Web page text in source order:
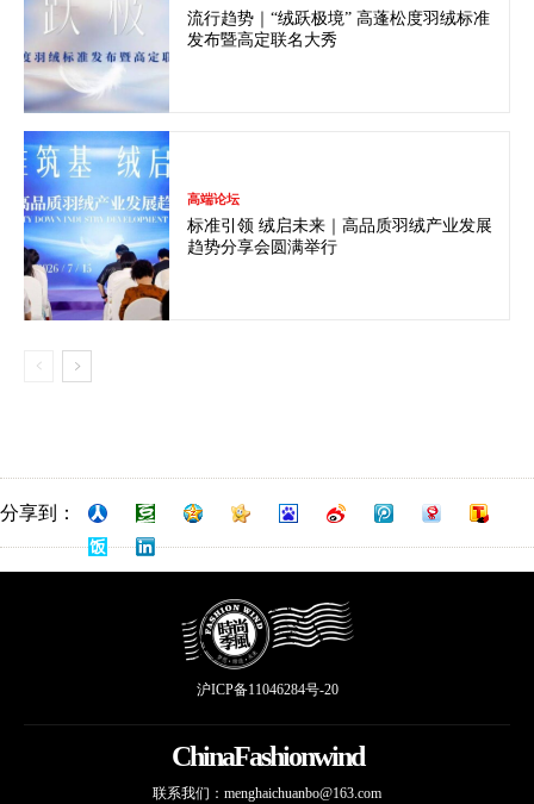
流行趋势｜“绒跃极境” 高蓬松度羽绒标准
发布暨高定联名大秀
高端论坛
标准引领 绒启未来｜高品质羽绒产业发展
趋势分享会圆满举行
分享到：
沪ICP备11046284号-20
ChinaFashionwind
联系我们： menghaichuanbo@163.com